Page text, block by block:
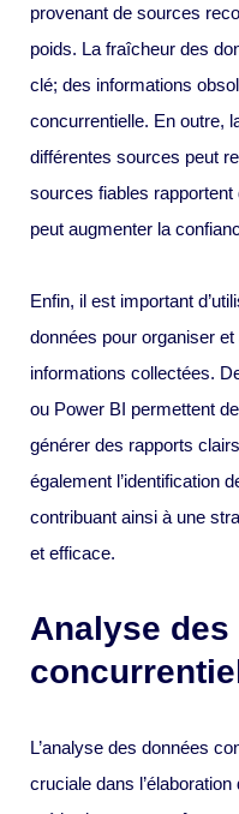
provenant de sources
poids. La fraîcheur des
clé; des informations
concurrentielle. En outre,
différentes sources peut
sources fiables
peut augmenter la
Enfin, il est important
données pour organiser
informations collectées.
ou Power BI permettent
générer des rapports
également l’identification
contribuant ainsi à une
et efficace.
Analyse des
L’analyse des données
cruciale dans